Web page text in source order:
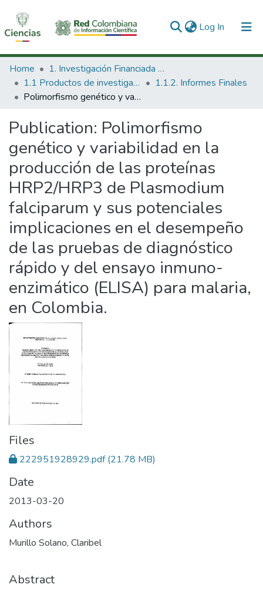
Log In (current)
Communities & Collections
All of DSpace
Home
1. Investigación Financiada con Recursos Públicos
1.1 Productos de investigación
1.1.2. Informes Finales
Polimorfismo genético y variabilidad en la producción de las proteínas HRP2/HRP3 de Plasmodium falciparum y sus potenciales implicaciones en el desempeño de las pruebas de diagnóstico rápido y del ensayo inmuno-enzimático (ELISA) para malaria, en Colombia.
Publication: Polimorfismo
genético y variabilidad en la
producción de las proteínas
HRP2/HRP3 de Plasmodium
falciparum y sus potenciales
implicaciones en el desempeño
de las pruebas de diagnóstico
rápido y del ensayo inmuno-
enzimático (ELISA) para malaria,
en Colombia.
Files
222951928929.pdf(21.78 MB)
Date
2013-03-20
Authors
Murillo Solano, Claribel
Abstract